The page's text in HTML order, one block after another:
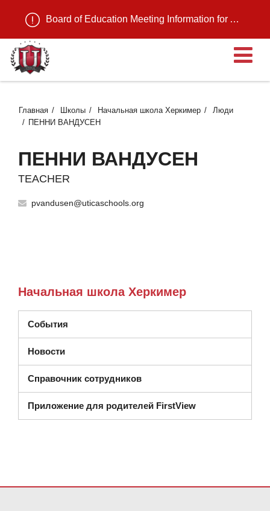
Board of Education Meeting Information for August 11, 2026
Главная Школы Начальная школа Херкимер
Люди
ПЕННИ ВАНДУСЕН
ПЕННИ ВАНДУСЕН
TEACHER
pvandusen@uticaschools.org
Начальная школа Херкимер
События
Новости
Справочник сотрудников
Приложение для родителей FirstView